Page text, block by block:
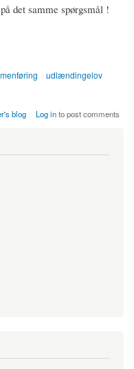
det samme spørgsmål !
udlændingelov
blog Log into post comments